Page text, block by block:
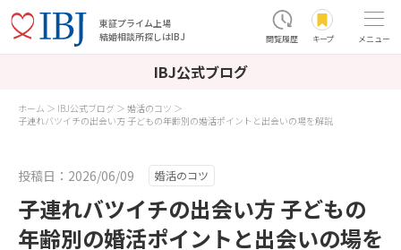
東証プライム上場
結婚相談所探しはIBJ
閲覧履歴 キープ メニュー
IBJ公式ブログ
ホーム IBJ公式ブログ
婚活のコツ
子連れバツイチの出会い方 子どもの年齢別の婚活ポイントと出会いの場を解説
投稿日：2026/06/09 婚活のコツ
子連れバツイチの出会い方 子どもの
年齢別の婚活ポイントと出会いの場を